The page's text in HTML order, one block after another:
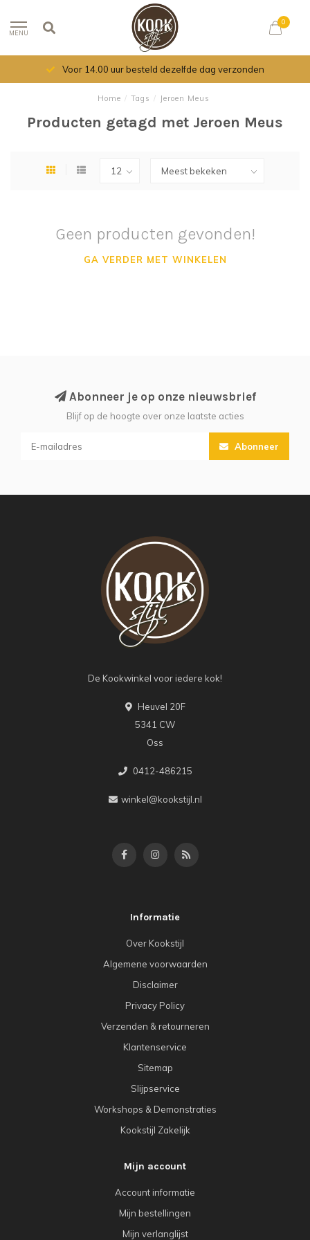
MENU
0
Voor 14.00 uur besteld dezelfde dag verzonden
Home / Tags / Jeroen Meus
Producten getagd met Jeroen Meus
Geen producten gevonden!
GA VERDER MET WINKELEN
Abonneer je op onze nieuwsbrief
Blijf op de hoogte over onze laatste acties
Abonneer
De Kookwinkel voor iedere kok!
Heuvel 20F
5341 CW
Oss
0412-486215
winkel@kookstijl.nl
Informatie
Over Kookstijl
Algemene voorwaarden
Disclaimer
Privacy Policy
Verzenden & retourneren
Klantenservice
Sitemap
Slijpservice
Workshops & Demonstraties
Kookstijl Zakelijk
Mijn account
Account informatie
Mijn bestellingen
Mijn verlanglijst